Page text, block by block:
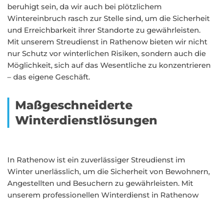
beruhigt sein, da wir auch bei plötzlichem
Wintereinbruch rasch zur Stelle sind, um die Sicherheit
und Erreichbarkeit ihrer Standorte zu gewährleisten.
Mit unserem Streudienst in Rathenow bieten wir nicht
nur Schutz vor winterlichen Risiken, sondern auch die
Möglichkeit, sich auf das Wesentliche zu konzentrieren
– das eigene Geschäft.
Maßgeschneiderte
Winterdienstlösungen
In Rathenow ist ein zuverlässiger Streudienst im
Winter unerlässlich, um die Sicherheit von Bewohnern,
Angestellten und Besuchern zu gewährleisten. Mit
unserem professionellen Winterdienst in Rathenow